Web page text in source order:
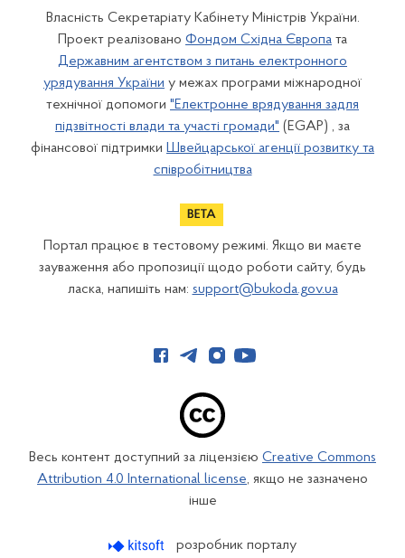
Власність Секретаріату Кабінету Міністрів України.
Проект реалізовано Фондом Східна Європа та
Державним агентством з питань електронного
урядування України у межах програми міжнародної
технічної допомоги "Електронне врядування задля
підзвітності влади та участі громади" (EGAP) , за
фінансової підтримки Швейцарської агенції розвитку та
співробітництва
Портал працює в тестовому режимі. Якщо ви маєте
зауваження або пропозиції щодо роботи сайту, будь
ласка, напишіть нам: support@bukoda.gov.ua
Весь контент доступний за ліцензією Creative Commons
Attribution 4.0 International license, якщо не зазначено
інше
розробник порталу